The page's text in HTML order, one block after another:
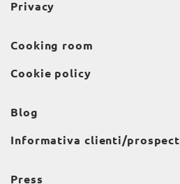
Privacy
Cooking room
Cookie policy
Blog
Informativa clienti/prospect
Press